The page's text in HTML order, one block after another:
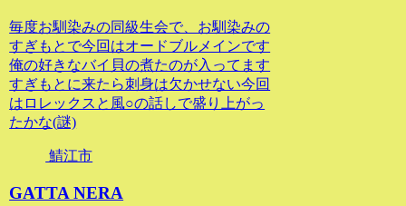
毎度お馴染みの同級生会で、お馴染みの
すぎもとで今回はオードブルメインです
俺の好きなバイ貝の煮たのが入ってます
すぎもとに来たら刺身は欠かせない今回
はロレックスと風○の話しで盛り上がっ
たかな(謎)
鯖江市
GATTA NERA